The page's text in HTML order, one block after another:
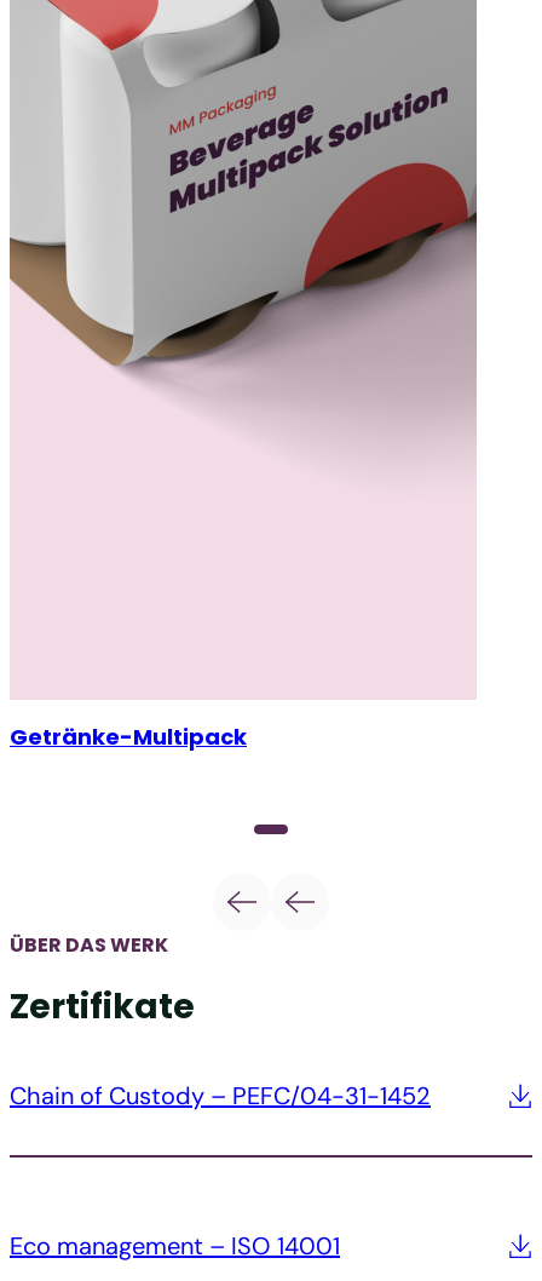
Getränke-Multipack
ÜBER DAS WERK
Zertifikate
Chain of Custody – PEFC/04-31-1452
Eco management – ISO 14001